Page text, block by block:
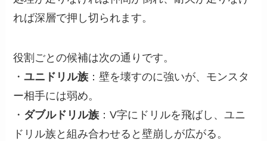
れば深層で押し切られます。
役割ごとの候補は次の通りです。
・ユニドリル族 ：壁を壊すのに強いが、モンスタ
ー相手には弱め。
・ ダブルドリル族 ：V字にドリルを飛ばし、ユニ
ドリル族と組み合わせると壁崩しが広がる。